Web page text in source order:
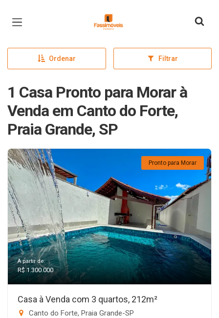
Página inicial
Ordenar Filtrar
1 Casa Pronto para Morar à
Venda em Canto do Forte,
Praia Grande, SP
Pronto para Morar
A partir de:
R$ 1.300.000
Casa à Venda com 3 quartos, 212m²
Canto do Forte, Praia Grande-SP